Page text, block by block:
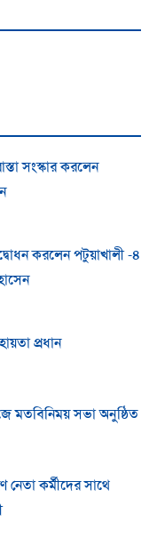
সংস্কার করলেন
করলেন পটুয়াখালী -৪
প্রধান
মতবিনিময় সভা অনুষ্ঠিত
নেতা কর্মীদের সাথে